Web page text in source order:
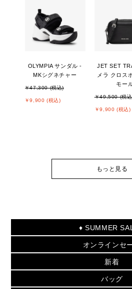
OLYMPIA サンダル -
MKシグネチャー
￥47,300 (税込)
￥9,900 (税込)
JET SET
メラ クロス
モー
￥49,500 (税
￥9,900 (税込)
もっと見る
♦ SUMMER
セールおすすめア
▶ ウィメンズ
バッグ
オンラインセ
PRODUCT OF THE MONTH
再値下げアイテ
新着
夏のスタイル
バッグ